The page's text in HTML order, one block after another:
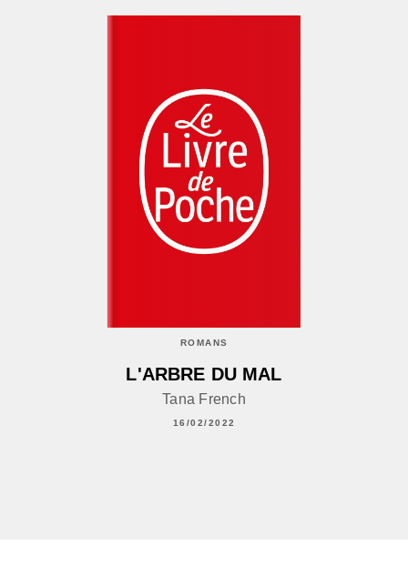
ROMANS
L'ARBRE DU MAL
Tana French
16/02/2022